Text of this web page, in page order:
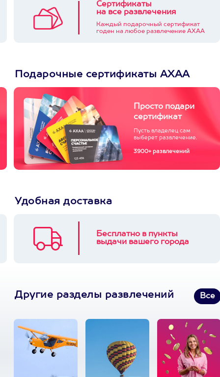
Сертификаты
на все развлечения
Каждый подарочный сертификат
годен на любое развлечение АХАА
Подарочные сертификаты АХАА
Просто подари
сертификат
Пусть владелец сам
выберет развлечение.
3900+ развлечений
Удобная доставка
Бесплатно в пункты
выдачи вашего города
Другие разделы развлечений Все